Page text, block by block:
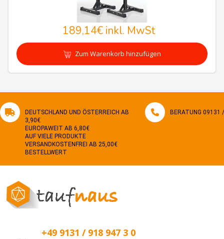
189,14€inkl. MwSt
Zum Warenkorb hinzufügen
DEUTSCHLAND UND ÖSTERREICH AB
3,90€
EUROPAWEIT AB 6,80€
AUF VIELE PRODUKTE
VERSANDKOSTENFREI AB 25,00€
BESTELLWERT
BERATUNG 09131
+49 9131 / 918 947 3 0